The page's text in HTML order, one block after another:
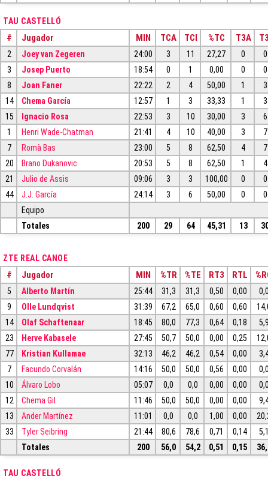
TAU CASTELLÓ
# Jugador MIN TCA TCI %TC T3A
2 Joey van Zegeren 24:00 3 11 27,27 0
0
3
Josep Puerto 18:54 0 1 0,00 0
0
8
Joan Faner 22:22 2 4 50,00 1
3
14
Chema García 12:57 1 3 33,33 1
3
15
Ignacio Rosa 22:53 3 10 30,00 3
6
1
Henri Wade-Chatman 21:41 4 10 40,00 3
7
7
Romà Bas 23:00 5 8 62,50 4
7
20
Brano Dukanovic 20:53 5 8 62,50 1
4
21
Julio de Assis 09:06 3 3 100,00 0
0
44
J.J. García 24:14 3 6 50,00 0
0
Equipo
Totales
200 29 64 45,31 13
ZTE REAL CANOE
# Jugador MIN %TR %TE RT3 RTL
5 Alberto Martín 25:44 31,3 31,3 0,50 0,00
9
Olle Lundqvist 31:39 67,2 65,0 0,60 0,60
14
Olaf Schaftenaar 18:45 80,0 77,3 0,64 0,18
23
Herve Kabasele 27:45 50,7 50,0 0,00 0,25
77
Kristian Kullamae 32:13 46,2 46,2 0,54 0,00
7
Facundo Corvalán 14:16 50,0 50,0 0,56 0,00
10
Álvaro Lobo 05:07 0,0 0,0 0,00 0,00
12
Chema Gil 11:46 50,0 50,0 0,00 0,00
13
Ander Martínez 11:01 0,0 0,0 1,00 0,00
33
Tyler Seibring 21:44 80,6 78,6 0,71 0,14
Totales
200 56,0 54,2 0,51 0,15
TAU CASTELLÓ